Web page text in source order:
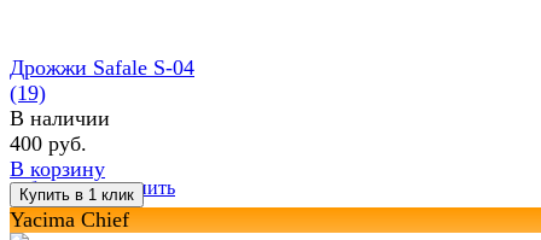
избранное сравнить
Дрожжи Safale S-04
(19)
В наличии
400 руб.
В корзину
Yacima Chief